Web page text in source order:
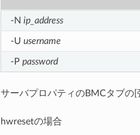
-N ip_address
-U username
-P password
サーバプロパティのBMCタブの
hwresetの場合